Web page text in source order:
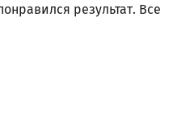
результат. Все